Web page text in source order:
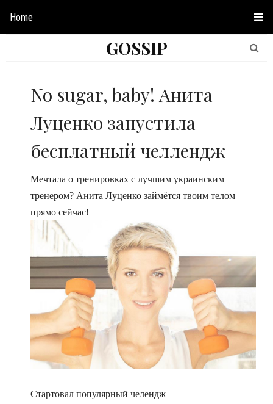
Home
GOSSIP
No sugar, baby! Анита
Луценко запустила
бесплатный челлендж
Мечтала о тренировках с лучшим украинским
тренером? Анита Луценко займётся твоим телом
прямо сейчас!
Стартовал популярный челендж